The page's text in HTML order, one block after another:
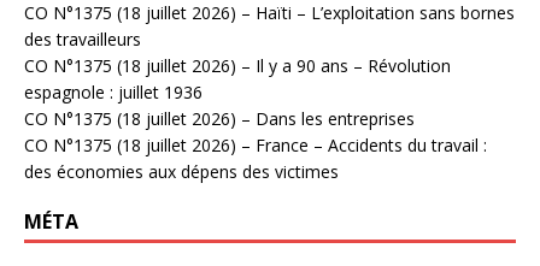
CO N°1375 (18 juillet 2026) – Haïti – L’exploitation sans bornes
des travailleurs
CO N°1375 (18 juillet 2026) – Il y a 90 ans – Révolution
espagnole : juillet 1936
CO N°1375 (18 juillet 2026) – Dans les entreprises
CO N°1375 (18 juillet 2026) – France – Accidents du travail :
des économies aux dépens des victimes
MÉTA